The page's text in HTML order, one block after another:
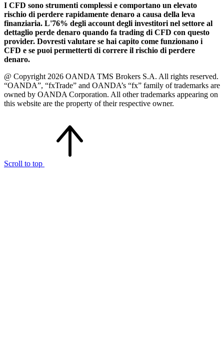
I CFD sono strumenti complessi e comportano un elevato
rischio di perdere rapidamente denaro a causa della leva
finanziaria. L'76% degli account degli investitori nel settore al
dettaglio perde denaro quando fa trading di CFD con questo
provider. Dovresti valutare se hai capito come funzionano i
CFD e se puoi permetterti di correre il rischio di perdere
denaro.
@ Copyright 2026 OANDA TMS Brokers S.A. All rights reserved.
“OANDA”, “fxTrade” and OANDA’s “fx” family of trademarks are
owned by OANDA Corporation. All other trademarks appearing on
this website are the property of their respective owner.
Scroll to top